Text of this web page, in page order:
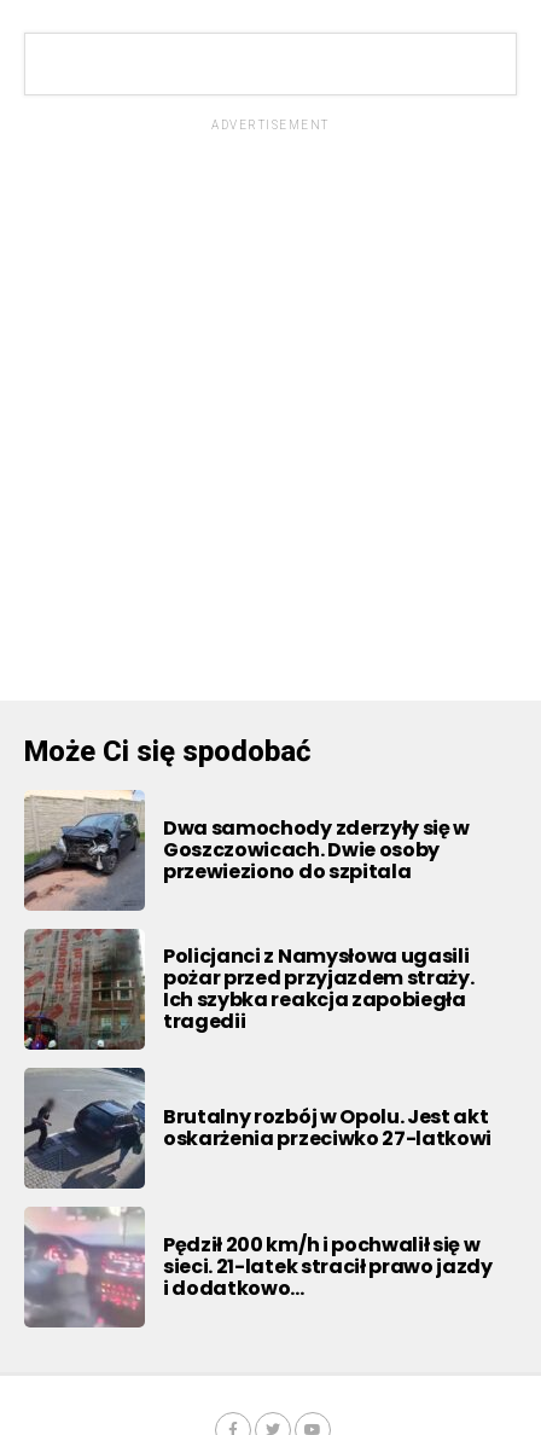
ADVERTISEMENT
Może Ci się spodobać
Dwa samochody zderzyły się w
Goszczowicach. Dwie osoby
przewieziono do szpitala
Policjanci z Namysłowa ugasili
pożar przed przyjazdem straży.
Ich szybka reakcja zapobiegła
tragedii
Brutalny rozbój w Opolu. Jest akt
oskarżenia przeciwko 27-latkowi
Pędził 200 km/h i pochwalił się w
sieci. 21-latek stracił prawo jazdy
i dodatkowo…